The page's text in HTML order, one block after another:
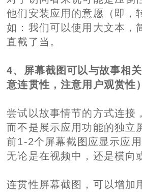
他们安装应用的意愿（即，
如：我们可以使用大文本，
直截了当。
4、屏幕截图可以与故事相
意连贯性，注意用户观赏性）
尝试以故事情节的方式连接
而不是展示应用功能的独立
前1-2个屏幕截图应显示应
无论是在视频中，还是横向
连贯性屏幕截图，可以增加